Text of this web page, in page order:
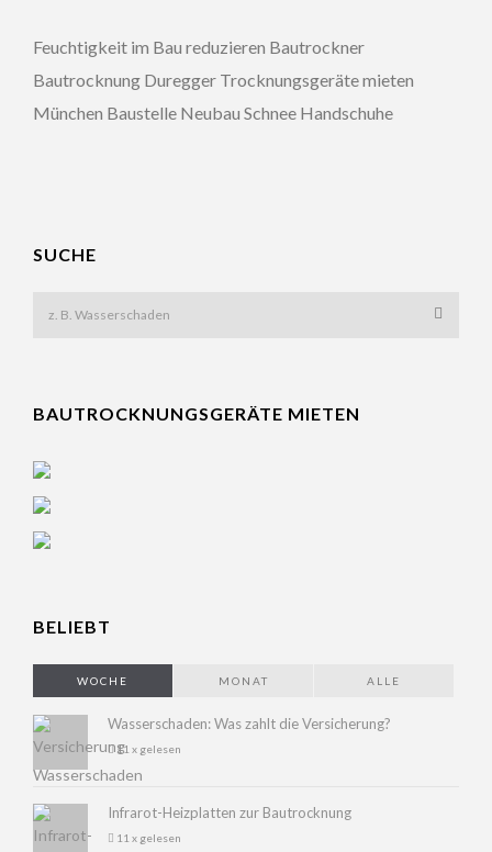
Feuchtigkeit im Bau reduzieren Bautrockner
Bautrocknung Duregger Trocknungsgeräte mieten
München Baustelle Neubau Schnee Handschuhe
SUCHE
BAUTROCKNUNGSGERÄTE MIETEN
BELIEBT
WOCHE MONAT ALLE
Wasserschaden: Was zahlt die Versicherung?
11 x gelesen
Infrarot-Heizplatten zur Bautrocknung
11 x gelesen